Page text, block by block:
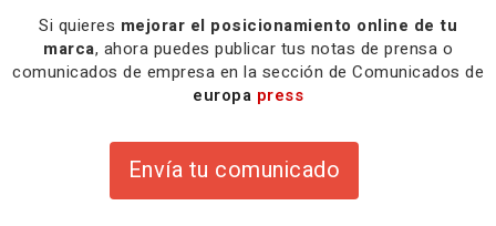
Si quieres mejorar el posicionamiento online de tu
marca, ahora puedes publicar tus notas de prensa o
comunicados de empresa en la sección de Comunicados de
europa press
Envía tu comunicado